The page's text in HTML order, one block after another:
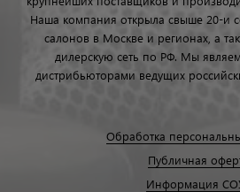
Наша компания открыла свыше 20-и
салонов в Москве и регионах, а
дилерскую сеть по РФ. Мы
дистрибьюторами ведущих
Обработка
Публичная
Информация